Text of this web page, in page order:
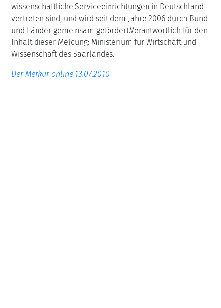
wissenschaftliche Serviceeinrichtungen in Deutschland
vertreten sind, und wird seit dem Jahre 2006 durch Bund
und Länder gemeinsam gefördert.Verantwortlich für den
Inhalt dieser Meldung: Ministerium für Wirtschaft und
Wissenschaft des Saarlandes.
Der Merkur online 13.07.2010